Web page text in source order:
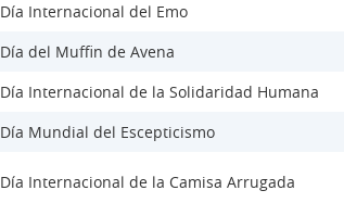
Día Internacional del Emo
Día del Muffin de Avena
Día Internacional de la Solidaridad Humana
Día Mundial del Escepticismo
Día Internacional de la Camisa Arrugada